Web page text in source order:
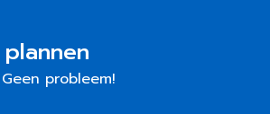
probleem!